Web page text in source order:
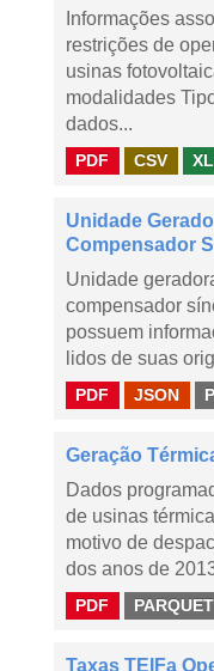
Informações
restrições de
usinas
modalidades
dados...
PDF CSV
Unidade
Compensador
Unidade
compensador
possuem
lidos de suas
PDF JSON
Geração
Dados
de usinas
motivo de
dos anos de
PDF PARQUET
Taxas TEIFa